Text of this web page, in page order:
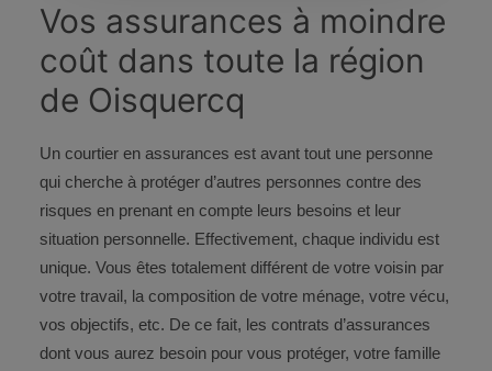
Vos assurances à moindre
coût dans toute la région
de Oisquercq
Un courtier en assurances est avant tout une personne
qui cherche à protéger d’autres personnes contre des
risques en prenant en compte leurs besoins et leur
situation personnelle. Effectivement, chaque individu est
unique. Vous êtes totalement différent de votre voisin par
votre travail, la composition de votre ménage, votre vécu,
vos objectifs, etc. De ce fait, les contrats d’assurances
dont vous aurez besoin pour vous protéger, votre famille